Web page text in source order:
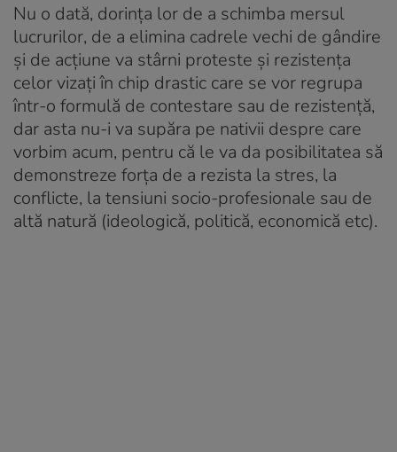
Nu o dată, dorința lor de a schimba mersul
lucrurilor, de a elimina cadrele vechi de gândire
și de acțiune va stârni proteste și rezistența
celor vizați în chip drastic care se vor regrupa
într-o formulă de contestare sau de rezistență,
dar asta nu-i va supăra pe nativii despre care
vorbim acum, pentru că le va da posibilitatea să
demonstreze forța de a rezista la stres, la
conflicte, la tensiuni socio-profesionale sau de
altă natură (ideologică, politică, economică etc).